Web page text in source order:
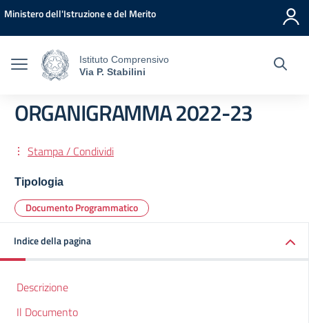
Vai ai contenuti
Vai al menu di navigazione
Vai al footer
Ministero dell'Istruzione e del Merito
Istituto Comprensivo
Via P. Stabilini
ORGANIGRAMMA 2022-23
Stampa / Condividi
Tipologia
Documento Programmatico
Indice della pagina
Descrizione
Il Documento